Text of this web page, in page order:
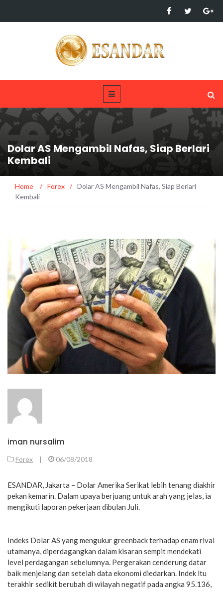
Dolar AS Mengambil Nafas, Siap Berlari
Kembali
Home / Forex / Dolar AS Mengambil Nafas, Siap Berlari
Kembali
iman nursalim
Forex | 06/08/2018
ESANDAR, Jakarta – Dolar Amerika Serikat lebih tenang diakhir
pekan kemarin. Dalam upaya berjuang untuk arah yang jelas, ia
mengikuti laporan pekerjaan dibulan Juli.
Indeks Dolar AS yang mengukur greenback terhadap enam rival
utamanya, diperdagangkan dalam kisaran sempit mendekati
level perdagangan sebelumnya. Pergerakan cenderung datar
baik menjelang dan setelah data ekonomi diedarkan. Indek itu
terakhir sedikit berubah di wilayah negatif pada angka 95.136,